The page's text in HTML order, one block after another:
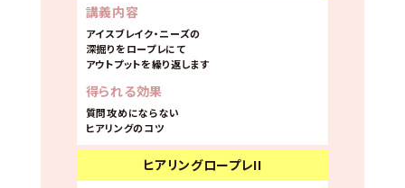
講義内容
アイスブレイク・ニーズの
深掘りをロープレにて
アウトプットを繰り返します
得られる効果
質問攻めにならない
ヒアリングのコツ
ヒアリングロープレII